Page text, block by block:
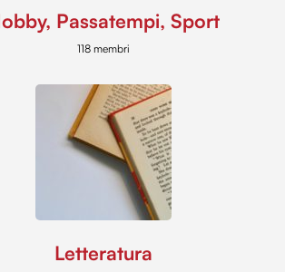
Passatempi, Sport
118 membri
Letteratura